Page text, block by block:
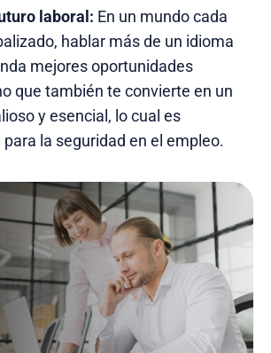
laboral: En un mundo cada
hablar más de un idioma
mejores oportunidades
que también te convierte en un
y esencial, lo cual es
la seguridad en el empleo.